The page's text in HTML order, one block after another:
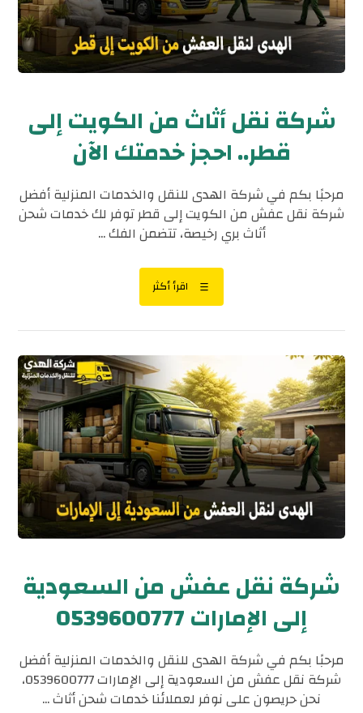
شركة نقل أثاث من الكويت إلى
قطر.. احجز خدمتك الآن
مرحبًا بكم في شركة الهدى للنقل والخدمات المنزلية أفضل
شركة نقل عفش من الكويت إلى قطر توفر لك خدمات شحن
أثاث بري رخيصة، تتضمن الفك ...
اقرأ أكثر
شركة نقل عفش من السعودية
إلى الإمارات 0539600777
مرحبًا بكم في شركة الهدى للنقل والخدمات المنزلية أفضل
شركة نقل عفش من السعودية إلى الإمارات 0539600777،
نحن حريصون على نوفر لعملائنا خدمات شحن أثاث ...